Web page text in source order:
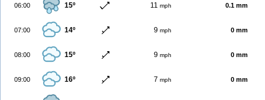
06:00 15º 11 mph 0.1 mm
07:00 14º 9 mph 0 mm
08:00 15º 9 mph 0 mm
09:00 16º 7 mph 0 mm